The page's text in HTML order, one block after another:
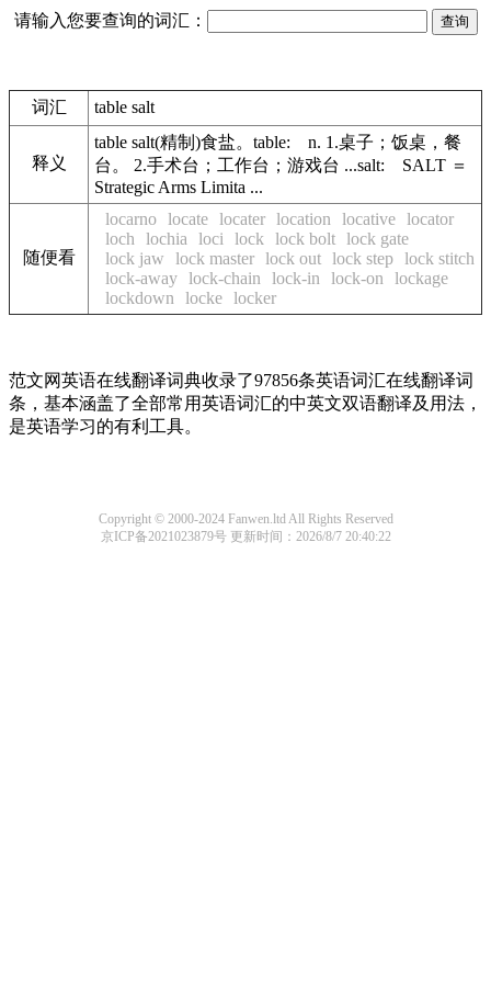
请输入您要查询的词汇：
词汇 table salt
释义
table salt(精制)食盐。table: n. 1.桌子；饭桌，餐
台。 2.手术台；工作台；游戏台 ...salt: SALT ＝
Strategic Arms Limita ...
随便看
locarno locate locater location locative locator
loch
lochia loci lock lock bolt lock gate
lock jaw
lock master lock out lock step lock stitch
lock-away lock-chain lock-in lock-on
lockage
lockdown
locke locker
范文网英语在线翻译词典收录了97856条英语词汇在线翻译词
条，基本涵盖了全部常用英语词汇的中英文双语翻译及用法，
是英语学习的有利工具。
Copyright © 2000-2024 Fanwen.ltd All Rights Reserved
京ICP备2021023879号更新时间：2026/8/7 20:40:22